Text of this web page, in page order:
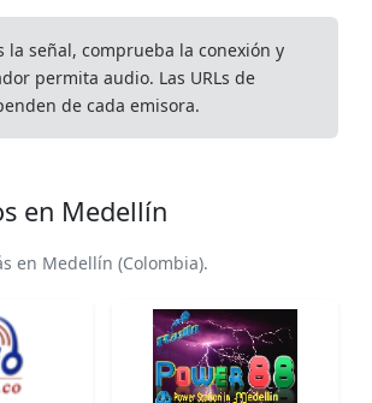
la señal, comprueba la conexión y
permita audio. Las URLs de
de cada emisora.
en Medellín
en Medellín (Colombia).